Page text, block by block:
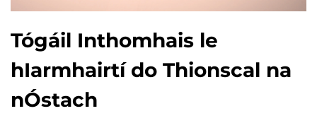
Tógáil Inthomhais le
hIarmhairtí do Thionscal na
nÓstach